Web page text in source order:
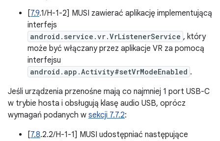
[7.9.1/H-1-2] MUSI zawierać aplikację implementującą
interfejs
android.service.vr.VrListenerService , który
może być włączany przez aplikacje VR za pomocą
interfejsu
android.app.Activity#setVrModeEnabled .
Jeśli urządzenia przenośne mają co najmniej 1 port USB-C
w trybie hosta i obsługują klasę audio USB, oprócz
wymagań podanych w sekcji 7.7.2:
[7.8.2.2/H-1-1] MUSI udostępniać następujące